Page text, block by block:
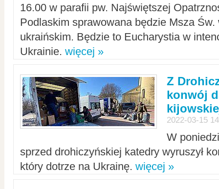
16.00 w parafii pw. Najświętszej
Podlaskim sprawowana będzie Msza Św.
ukraińskim. Będzie to Eucharystia w
Ukrainie. więcej »
Z
konwój
2022-03-15
W
sprzed drohiczyńskiej katedry wyruszył
który dotrze na Ukrainę. więcej »